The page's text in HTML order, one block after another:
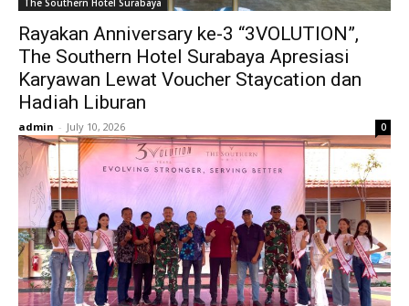
The Southern Hotel Surabaya
Rayakan Anniversary ke-3 “3VOLUTION”,
The Southern Hotel Surabaya Apresiasi
Karyawan Lewat Voucher Staycation dan
Hadiah Liburan
admin - July 10, 2026 0